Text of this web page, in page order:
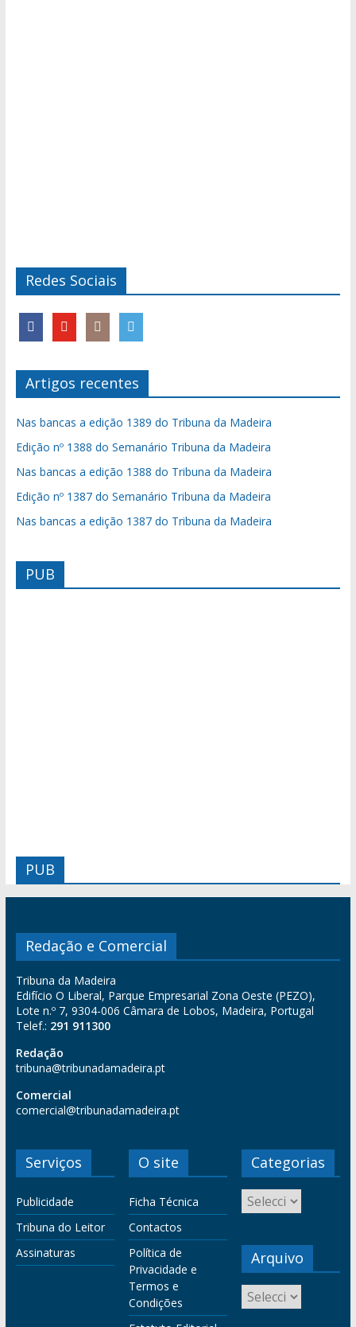
Redes Sociais
Artigos recentes
Nas bancas a edição 1389 do Tribuna da Madeira
Edição nº 1388 do Semanário Tribuna da Madeira
Nas bancas a edição 1388 do Tribuna da Madeira
Edição nº 1387 do Semanário Tribuna da Madeira
Nas bancas a edição 1387 do Tribuna da Madeira
PUB
PUB
Redação e Comercial
Tribuna da Madeira
Edifício O Liberal, Parque Empresarial Zona Oeste (PEZO),
Lote n.º 7, 9304-006 Câmara de Lobos, Madeira, Portugal
Telef.: 291 911300
Redação
tribuna@tribunadamadeira.pt
Comercial
comercial@tribunadamadeira.pt
Serviços
Publicidade
Tribuna do Leitor
Assinaturas
O site
Ficha Técnica
Contactos
Política de
Privacidade e
Termos e
Condições
Categorias
Arquivo